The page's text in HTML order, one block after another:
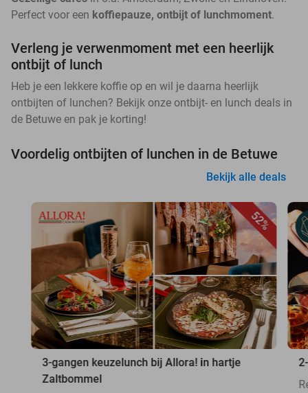
Perfect voor een koffiepauze, ontbijt of lunchmoment.
Verleng je verwenmoment met een heerlijk
ontbijt of lunch
Heb je een lekkere koffie op en wil je daarna heerlijk
ontbijten of lunchen? Bekijk onze ontbijt- en lunch deals in
de Betuwe en pak je korting!
Voordelig ontbijten of lunchen in de Betuwe
Bekijk alle deals
52%
3-gangen keuzelunch bij Allora! in hartje
Zaltbommel